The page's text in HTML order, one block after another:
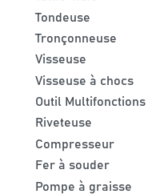
Tondeuse
Tronçonneuse
Visseuse
Visseuse à chocs
Outil Multifonctions
Riveteuse
Compresseur
Fer à souder
Pompe à graisse